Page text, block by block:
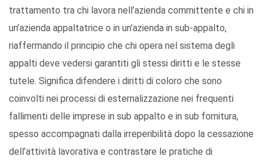
trattamento tra chi lavora nell’azienda committente e chi in
un’azienda appaltatrice o in un’azienda in sub-appalto,
riaffermando il principio che chi opera nel sistema degli
appalti deve vedersi garantiti gli stessi diritti e le stesse
tutele. Significa difendere i diritti di coloro che sono
coinvolti nei processi di esternalizzazione nei frequenti
fallimenti delle imprese in sub appalto e in sub fornitura,
spesso accompagnati dalla irreperibilità dopo la cessazione
dell’attività lavorativa e contrastare le pratiche di